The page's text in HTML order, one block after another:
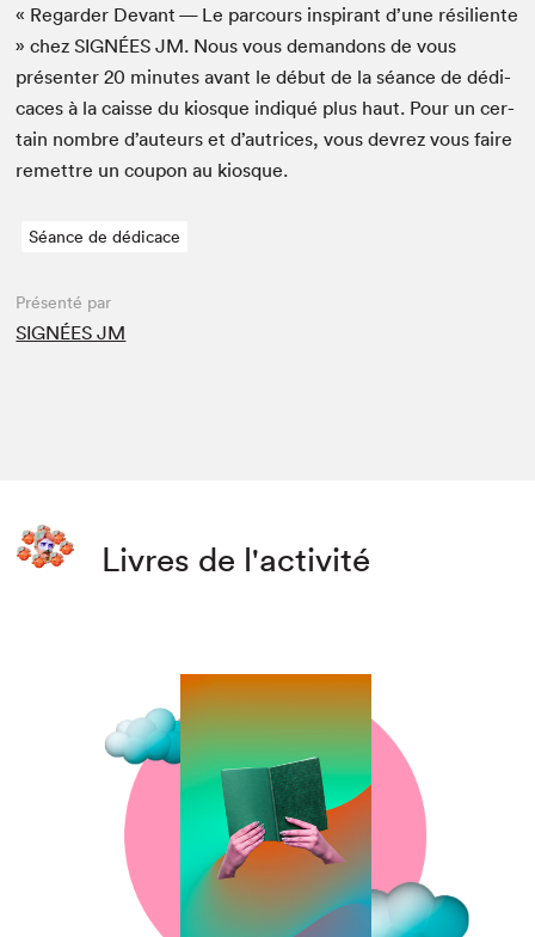
« Regarder Devant — Le par­cours inspi­rant d’une résiliente
» chezSIGNÉES JM. Nous vous deman­dons de vous
présen­ter20 min­utes avant le début de la séance de dédi­
caces à la caisse du kiosque indiqué plus haut. Pour un cer­
tain nom­bre d’auteurs et d’autrices, vous devrez vous faire
remet­tre un coupon au kiosque.
Séance de dédicace
Présenté par
SIGNÉES JM
Livres de l'activité